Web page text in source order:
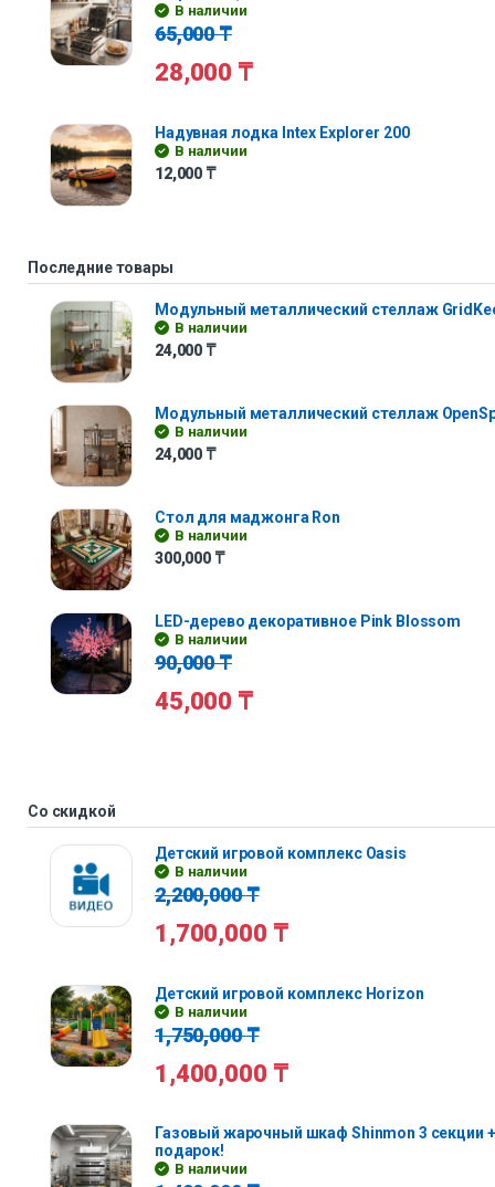
В наличии
65,000₸
28,000 ₸
Надувная лодка Intex Explorer 200
В наличии
12,000 ₸
Последние товары
Модульный металлический стеллаж
В наличии
24,000 ₸
Модульный металлический стеллаж
В наличии
24,000 ₸
Стол для маджонга Ron
В наличии
300,000 ₸
LED-дерево декоративное Pink Blossom
В наличии
90,000₸
45,000 ₸
Со скидкой
Детский игровой комплекс Oasis
В наличии
2,200,000₸
1,700,000 ₸
Детский игровой комплекс Horizon
В наличии
1,750,000₸
1,400,000 ₸
Газовый жарочный шкаф Shinmon 3 секции
подарок!
В наличии